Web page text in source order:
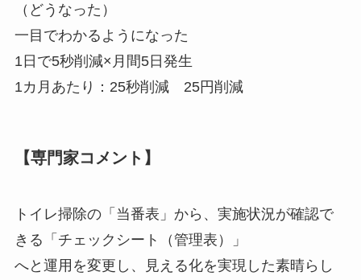
（どうなった）
一目でわかるようになった
1日で5秒削減×月間5日発生
1カ月あたり：25秒削減 25円削減
【専門家コメント】
トイレ掃除の「当番表」から、実施状況が確認で
きる「チェックシート（管理表）」
へと運用を変更し、見える化を実現した素晴らし